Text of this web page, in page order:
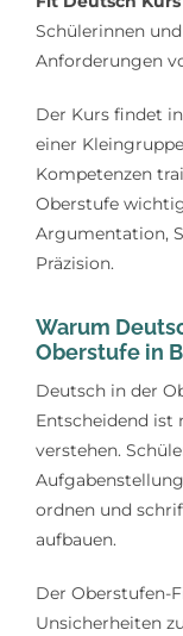
Schülerinnen
Anforderungen
Der Kurs findet
einer
Kompetenzen
Oberstufe
Argumentation,
Präzision.
Warum
Oberstufe in
Deutsch in der
Entscheidend ist
verstehen.
ordnen und
aufbauen.
Der Oberstufen-
Unsicherheiten